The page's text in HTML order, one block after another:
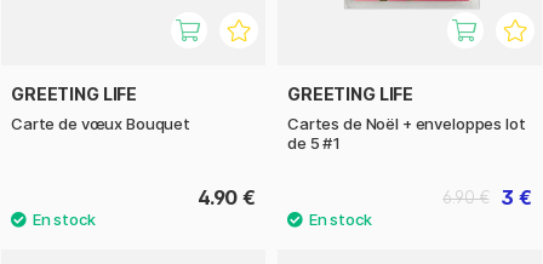
GREETING LIFE
Carte de vœux Bouquet
4.90 €
GREETING LIFE
Cartes de Noël + enveloppes lot
de 5 #1
3 €
6.90 €